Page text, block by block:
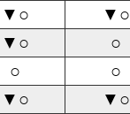
▼○ ▼○
▼○ ○
○ ○
▼○ ▼○